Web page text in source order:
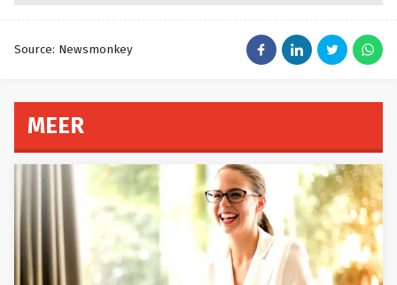
Source: Newsmonkey
MEER